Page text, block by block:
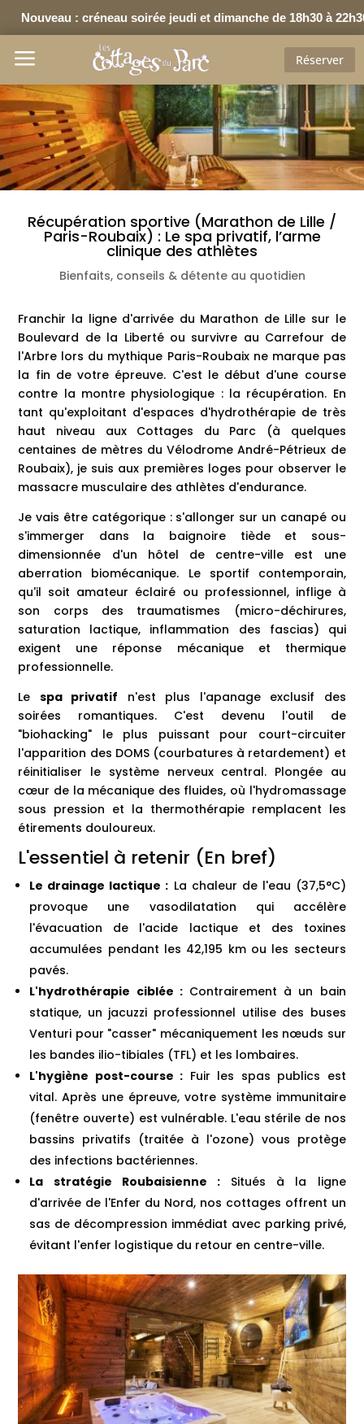
: créneau soirée jeudi et dimanche de 18h30 à 22h30 •
a Réserver
Récupération sportive (Marathon de Lille /
Paris-Roubaix) : Le spa privatif, l’arme
clinique des athlètes
Bienfaits, conseils & détente au quotidien
Franchir la ligne d'arrivée du Marathon de Lille sur le
Boulevard de la Liberté ou survivre au Carrefour de
l'Arbre lors du mythique Paris-Roubaix ne marque pas
la fin de votre épreuve. C'est le début d'une course
contre la montre physiologique : la récupération. En
tant qu'exploitant d'espaces d'hydrothérapie de très
haut niveau aux Cottages du Parc (à quelques
centaines de mètres du Vélodrome André-Pétrieux de
Roubaix), je suis aux premières loges pour observer le
massacre musculaire des athlètes d'endurance.
Je vais être catégorique : s'allonger sur un canapé ou
s'immerger dans la baignoire tiède et sous-
dimensionnée d'un hôtel de centre-ville est une
aberration biomécanique. Le sportif contemporain,
qu'il soit amateur éclairé ou professionnel, inflige à
son corps des traumatismes (micro-déchirures,
saturation lactique, inflammation des fascias) qui
exigent une réponse mécanique et thermique
professionnelle.
Le spa privatif n'est plus l'apanage exclusif des
soirées romantiques. C'est devenu l'outil de
"biohacking" le plus puissant pour court-circuiter
l'apparition des DOMS (courbatures à retardement) et
réinitialiser le système nerveux central. Plongée au
cœur de la mécanique des fluides, où l'hydromassage
sous pression et la thermothérapie remplacent les
étirements douloureux.
L'essentiel à retenir (En bref)
Le drainage lactique : La chaleur de l'eau (37,5°C)
provoque une vasodilatation qui accélère
l'évacuation de l'acide lactique et des toxines
accumulées pendant les 42,195 km ou les secteurs
pavés.
L'hydrothérapie ciblée :Contrairement à un bain
statique, un jacuzzi professionnel utilise des buses
Venturi pour "casser" mécaniquement les nœuds sur
les bandes ilio-tibiales (TFL) et les lombaires.
L'hygiène post-course : Fuir les spas publics est
vital. Après une épreuve, votre système immunitaire
(fenêtre ouverte) est vulnérable. L'eau stérile de nos
bassins privatifs (traitée à l'ozone) vous protège
des infections bactériennes.
La stratégie Roubaisienne :Situés à la ligne
d'arrivée de l'Enfer du Nord, nos cottages offrent un
sas de décompression immédiat avec parking privé,
évitant l'enfer logistique du retour en centre-ville.